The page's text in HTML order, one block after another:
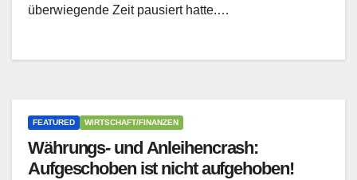
überwiegende Zeit pausiert hatte.…
FEATURED WIRTSCHAFT/FINANZEN
Währungs- und Anleihencrash:
Aufgeschoben ist nicht aufgehoben!